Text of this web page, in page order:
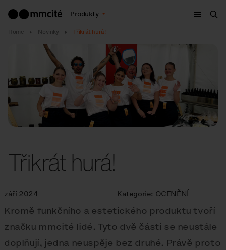
Produkty
Menu
Home Novinky Třikrát hurá!
Třikrát hurá!
září 2024 Kategorie: OCENĚNÍ
Kromě funkčního a estetického produktu tvoří
značku mmcité lidé. Tyto dvě části se neustále
doplňují, jedna neuspěje bez druhé. Právě proto